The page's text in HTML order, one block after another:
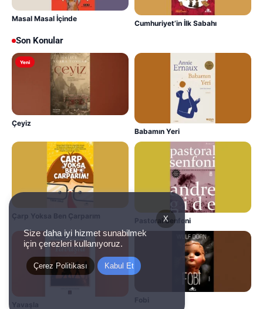
Masal Masal İçinde
Cumhuriyet’in İlk Sabahı
Son Konular
Yeni
Çeyiz
Babamın Yeri
Çarp Yoksa Ben Çarparım
Pastoral Senfoni
Yavaşla Fobi
X
Size daha iyi hizmet sunabilmek
için çerezleri kullanıyoruz.
Çerez Politikası Kabul Et